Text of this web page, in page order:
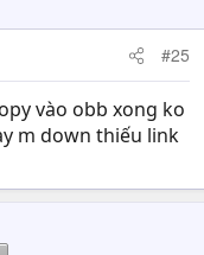
#25
vào obb xong ko
m down thiếu link